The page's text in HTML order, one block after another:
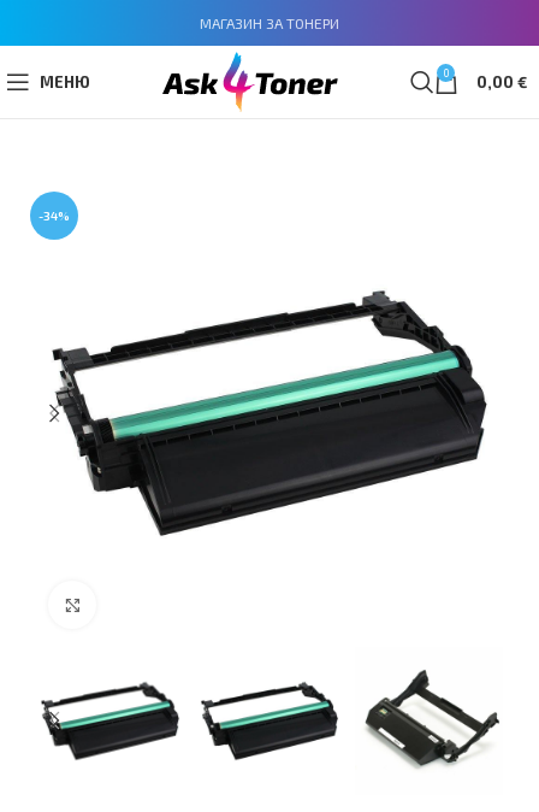
МАГАЗИН ЗА ТОНЕРИ
МЕНЮ 0 0,00 €
-34%